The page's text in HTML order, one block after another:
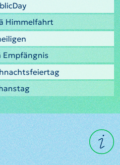
Himmelfahrt
Empfängnis